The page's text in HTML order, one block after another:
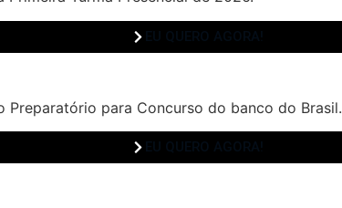
Preparatório para Concurso do banco do Brasil.